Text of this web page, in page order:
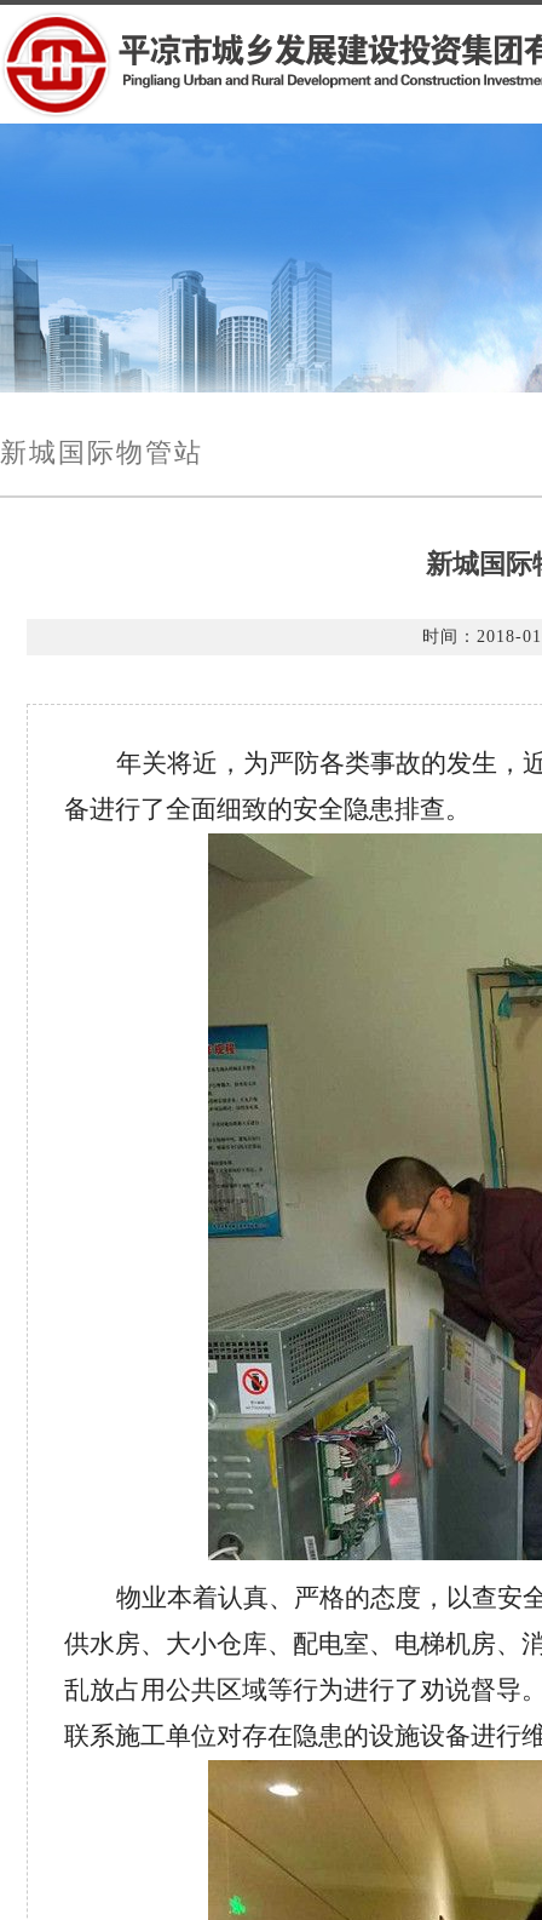
新城国际物管站
新城国际
时间：2018-
年关将近，为严防各类事故的发生，
备进行了全面细致的安全隐患排查。
物业本着认真、严格的态度，以查安
供水房、大小仓库、配电室、电梯机房、
乱放占用公共区域等行为进行了劝说督导
联系施工单位对存在隐患的设施设备进行